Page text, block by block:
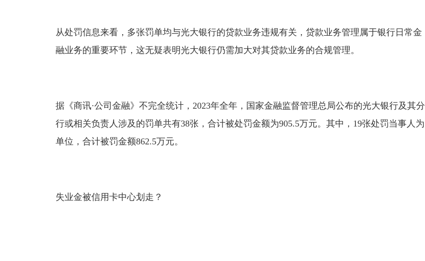
从处罚信息来看，多张罚单均与光大银行的贷款业务违规有关，贷款业务管理属于银行日常金
融业务的重要环节，这无疑表明光大银行仍需加大对其贷款业务的合规管理。
据《商讯·公司金融》不完全统计，2023年全年，国家金融监督管理总局公布的光大银行及其分
行或相关负责人涉及的罚单共有38张，合计被处罚金额为905.5万元。其中，19张处罚当事人为
单位，合计被罚金额862.5万元。
失业金被信用卡中心划走？